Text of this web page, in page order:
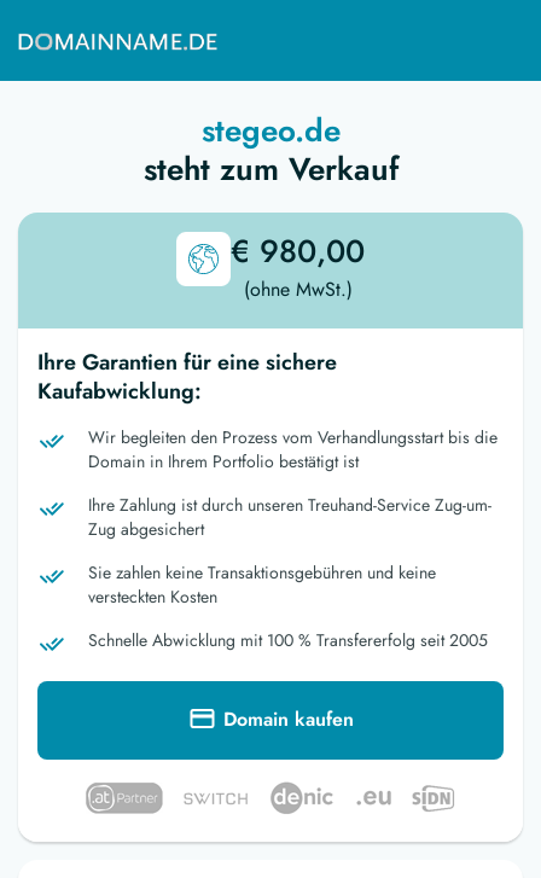
stegeo.de
steht zum Verkauf
€ 980,00
(ohne MwSt.)
Ihre Garantien für eine sichere
Kaufabwicklung:
Wir begleiten den Prozess vom Verhandlungsstart bis die
Domain in Ihrem Portfolio bestätigt ist
Ihre Zahlung ist durch unseren Treuhand-Service Zug-um-
Zug abgesichert
Sie zahlen keine Transaktionsgebühren und keine
versteckten Kosten
Schnelle Abwicklung mit 100 % Transfererfolg seit 2005
Domain kaufen